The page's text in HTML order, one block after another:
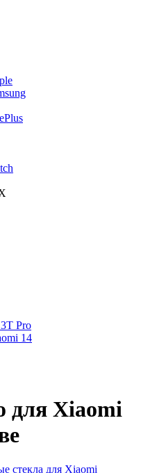
Pro
14
для Xiaomi
стекла для Xiaomi